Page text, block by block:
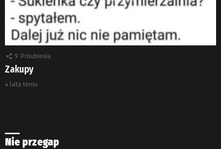
9 Polubienia
Zakupy
4 lata temu
Nie przegap